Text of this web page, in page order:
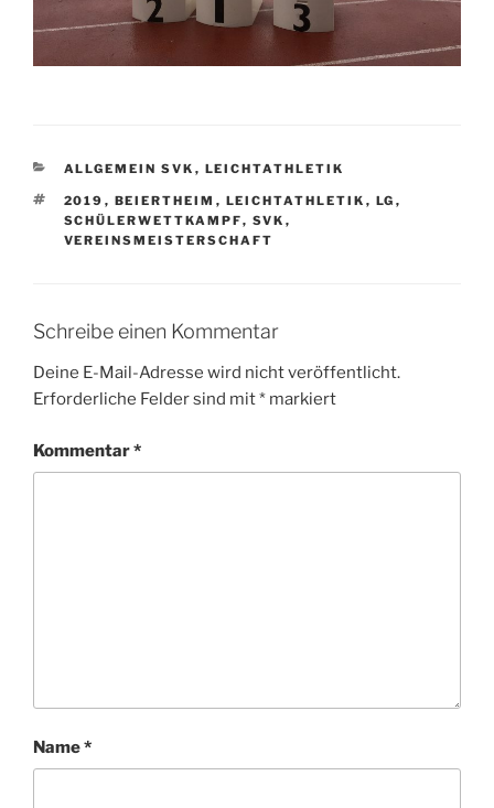
KATEGORIEN
ALLGEMEIN SVK , LEICHTATHLETIK
SCHLAGWÖRTER
2019 , BEIERTHEIM , LEICHTATHLETIK , LG ,
SCHÜLERWETTKAMPF, SVK ,
VEREINSMEISTERSCHAFT
Schreibe einen Kommentar
Deine E-Mail-Adresse wird nicht veröffentlicht.
Erforderliche Felder sind mit* markiert
Kommentar*
Name*